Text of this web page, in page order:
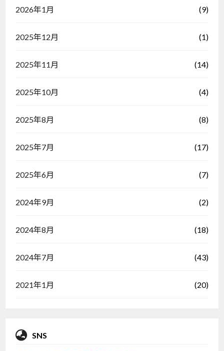
2026年1月 (9)
2025年12月 (1)
2025年11月 (14)
2025年10月 (4)
2025年8月 (8)
2025年7月 (17)
2025年6月 (7)
2024年9月 (2)
2024年8月 (18)
2024年7月 (43)
2021年1月 (20)
SNS